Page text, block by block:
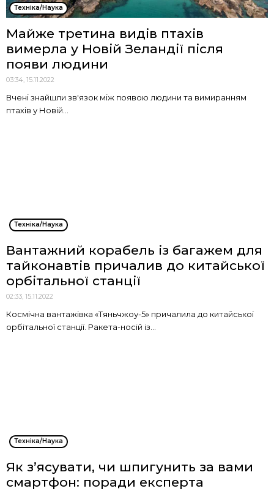
Техніка/Наука
Майже третина видів птахів
вимерла у Новій Зеландії після
появи людини
03:34, 15.11.2022
Вчені знайшли зв'язок між появою людини та вимиранням
птахів у Новій...
Техніка/Наука
Вантажний корабель із багажем для
тайконавтів причалив до китайської
орбітальної станції
02:33, 15.11.2022
Космічна вантажівка «Тяньчжоу-5» причалила до китайської
орбітальної станції. Ракета-носій із...
Техніка/Наука
Як з’ясувати, чи шпигунить за вами
смартфон: поради експерта